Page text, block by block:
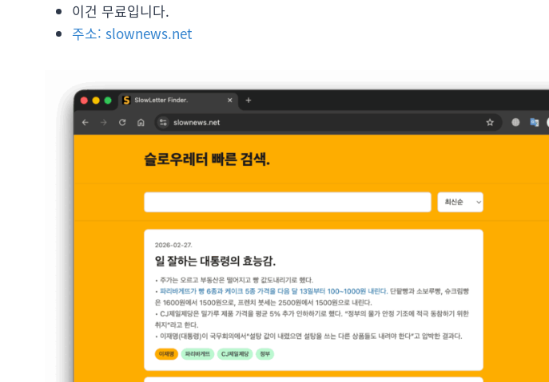
이건 무료입니다.
주소: slownews.net